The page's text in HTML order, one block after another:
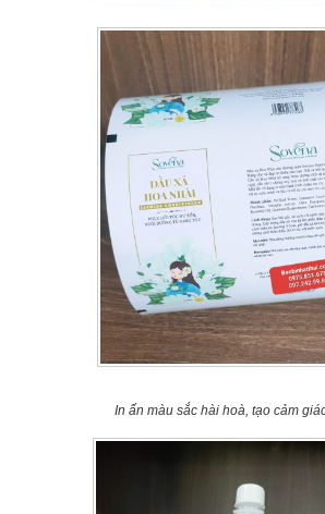
In ấn màu sắc hài hoà, tạo cảm